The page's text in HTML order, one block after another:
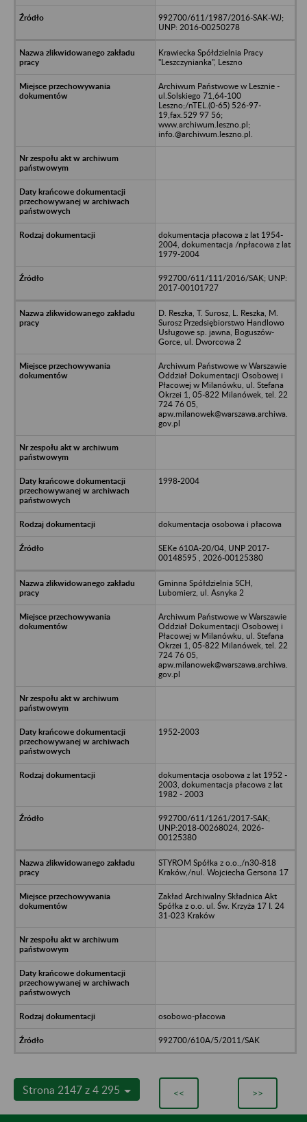
992700/611/1987/2016-SAK-WJ;
UNP: 2016-00250278
Krawiecka Spółdzielnia Pracy
"Leszczynianka", Leszno
Archiwum Państwowe w Lesznie -
ul.Solskiego 71,64-100
Leszno;/nTEL.(0-65) 526-97-
19,fax.529 97 56;
www.archiwum.leszno.pl;
info.@archiwum.leszno.pl.
dokumentacja płacowa z lat 1954-
2004, dokumentacja /npłacowa z lat
1979-2004
992700/611/111/2016/SAK; UNP:
2017-00101727
D. Reszka, T. Surosz, L. Reszka, M.
Surosz Przedsiębiorstwo Handlowo
Usługowe sp. jawna, Boguszów-
Gorce, ul. Dworcowa 2
Archiwum Państwowe w Warszawie
Oddział Dokumentacji Osobowej i
Płacowej w Milanówku, ul. Stefana
Okrzei 1, 05-822 Milanówek, tel. 22
724 76 05,
apw.milanowek@warszawa.archiwa.
gov.pl
1998-2004
dokumentacja osobowa i płacowa
SEKe 610A-20/04, UNP 2017-
00148595 , 2026-00125380
Gminna Spółdzielnia SCH,
Lubomierz, ul. Asnyka 2
Archiwum Państwowe w Warszawie
Oddział Dokumentacji Osobowej i
Płacowej w Milanówku, ul. Stefana
Okrzei 1, 05-822 Milanówek, tel. 22
724 76 05,
apw.milanowek@warszawa.archiwa.
gov.pl
1952-2003
dokumentacja osobowa z lat 1952 -
2003, dokumentacja płacowa z lat
1982 - 2003
992700/611/1261/2017-SAK;
UNP:2018-00268024, 2026-
00125380
STYROM Spółka z o.o.,/n30-818
Kraków,/nul. Wojciecha Gersona 17
Zakład Archiwalny Składnica Akt
Spółka z o.o. ul. Św. Krzyża 17 I. 24
31-023 Kraków
osobowo-płacowa
992700/610A/5/2011/SAK
Strona 2147 z 4 295 << >>